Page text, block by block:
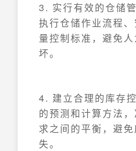
3. 实行有效的仓储
执行仓储作业流程
量控制标准，避免
坏。
4. 建立合理的库存
的预测和计算方法
求之间的平衡，避
失。